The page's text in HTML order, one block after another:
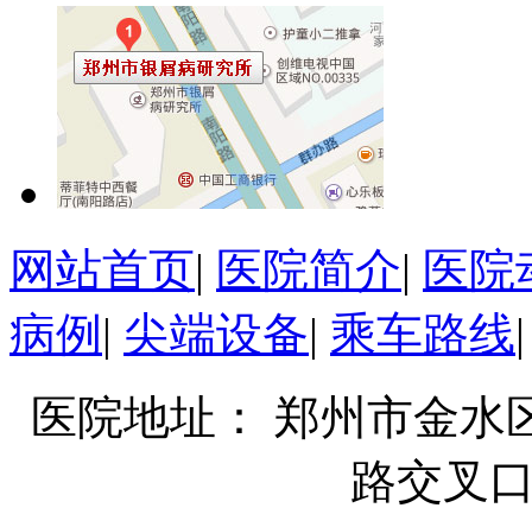
网站首页| 医院简介| 医院
病例 | 尖端设备| 乘车路线
医院地址： 郑州市金水
路交叉